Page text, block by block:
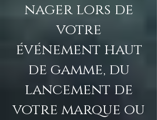
nager lors de
votre
événement haut
de gamme, du
lancement de
votre marque ou